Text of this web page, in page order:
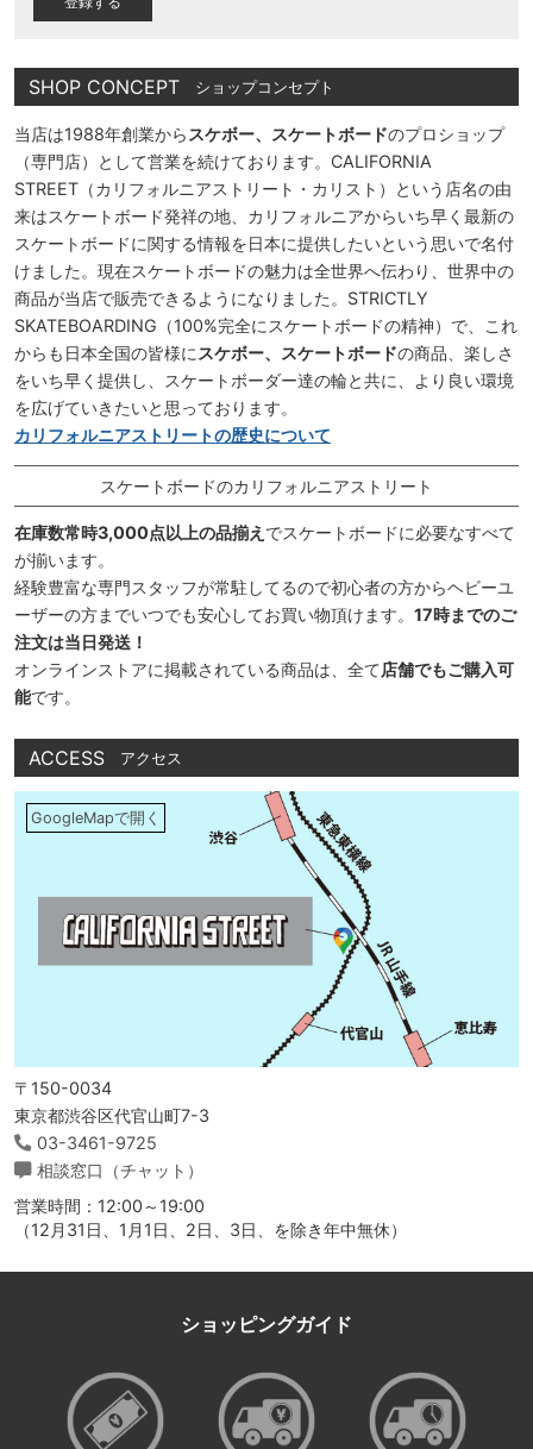
SHOP CONCEPT ショップコンセプト
当店は1988年創業から スケボー、スケートボードのプロショップ
（専門店）として営業を続けております。CALIFORNIA
STREET（カリフォルニアストリート・カリスト）という店名の由
来はスケートボード発祥の地、カリフォルニアからいち早く最新の
スケートボードに関する情報を日本に提供したいという思いで名付
けました。現在スケートボードの魅力は全世界へ伝わり、世界中の
商品が当店で販売できるようになりました。STRICTLY
SKATEBOARDING（100%完全にスケートボードの精神）で、これ
からも日本全国の皆様に スケボー、スケートボードの商品、楽しさ
をいち早く提供し、スケートボーダー達の輪と共に、より良い環境
を広げていきたいと思っております。
カリフォルニアストリートの歴史について
スケートボードのカリフォルニアストリート
在庫数常時3,000点以上の品揃え でスケートボードに必要なすべて
が揃います。
経験豊富な専門スタッフが常駐してるので初心者の方からヘビーユ
ーザーの方までいつでも安心してお買い物頂けます。 17時までのご
注文は当日発送！
オンラインストアに掲載されている商品は、全て店舗でもご購入可
能です。
ACCESS アクセス
GoogleMapで開く
〒150-0034
東京都渋谷区代官山町7-3
03-3461-9725
相談窓口（チャット）
営業時間：12:00～19:00
（12月31日、1月1日、2日、3日、を除き年中無休）
ショッピングガイド